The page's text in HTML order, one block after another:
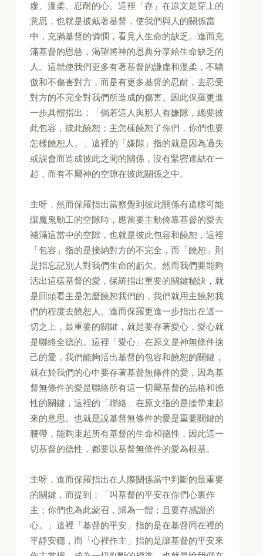
虛、溫柔、忍耐的心。這裡「存」在原文是穿上的
意思，也就是披戴著基督，使我們與人的關係當
中，充滿基督的憐憫，看見人生命的缺乏。進而充
滿基督的恩慈，渴望將神的恩典分享給生命缺乏的
人。這就使我們更多有著基督的謙虛和溫柔，不驕
傲和不傷害對方，而是有更多基督的忍耐，去忍受
對方的不完全對我們所造成的傷害。因此保羅更進
一步具體指出：「倘若這人與那人有嫌隙，總要彼
此包容，彼此饒恕；主怎樣饒恕了你們，你們也要
怎樣饒恕人。」這裡的「嫌隙」指的就是因為過失
或誤會而造成彼此之間的關係，沒有緊密連結在一
起，而有不屬神的空隙在彼此關係之中。
主呀，然而保羅指出當察覺到彼此關係有這樣可能
讓魔鬼動工的空隙時，應當要主動倚靠基督的愛去
補滿這當中的空隙，也就是彼此包容和饒恕，這裡
「包容」指的是接納對方的不完全，而「饒恕」則
是指忘記別人對我們生命的虧欠。然而我們要能夠
活出這樣基督的愛，保羅指出重要的關鍵秘訣，就
是回頭看主是怎麼饒恕我們的，我們就用主饒恕我
們的程度去饒恕人。進而保羅更進一步指出在這一
切之上，最重要的關鍵，就是要存著愛心，愛心就
是聯絡全德的。這裡「愛心」在原文是神無條件捨
己的愛，我們能夠活出基督的包容和饒恕的關鍵，
就在於我們的心中要存著基督無條件的愛，因為基
督無條件的愛是聯絡所有這一切屬基督的品格和德
性的關鍵，這裡的「聯絡」在原文指的是腰帶束起
來的意思。也就是說基督無條件的愛是重要關鍵的
腰帶，能夠束起所有基督的生命和德性，因此這一
切基督的德性，都要以基督無條件的愛為根基。
主呀，進而保羅指出在人際關係當中判斷的最重要
的關鍵，而提到：「叫基督的平安在你們心裏作
主；你們也為此蒙召，歸為一體；且要存感謝的
心。」這裡「基督的平安」指的是在基督同在裡的
平靜安穩，而「心裡作主」指的是讓基督的平安來